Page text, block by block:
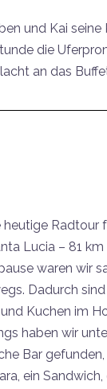
und Kai seine
die
an das
heutige Radtour
Lucia – 81
waren wir
Dadurch
Kuchen im
haben wir
Bar gefunden,
ein